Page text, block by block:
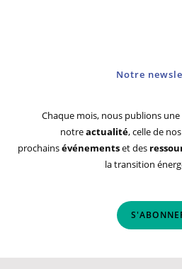
Notre
Chaque mois, nous publions
notreactualité, celle de nos
prochainsévénementset des
la transition